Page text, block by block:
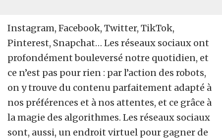
Instagram, Facebook, Twitter, TikTok,
Pinterest, Snapchat… Les réseaux sociaux ont
profondément bouleversé notre quotidien, et
ce n’est pas pour rien : par l’action des robots,
on y trouve du contenu parfaitement adapté à
nos préférences et à nos attentes, et ce grâce à
la magie des algorithmes. Les réseaux sociaux
sont, aussi, un endroit virtuel pour gagner de